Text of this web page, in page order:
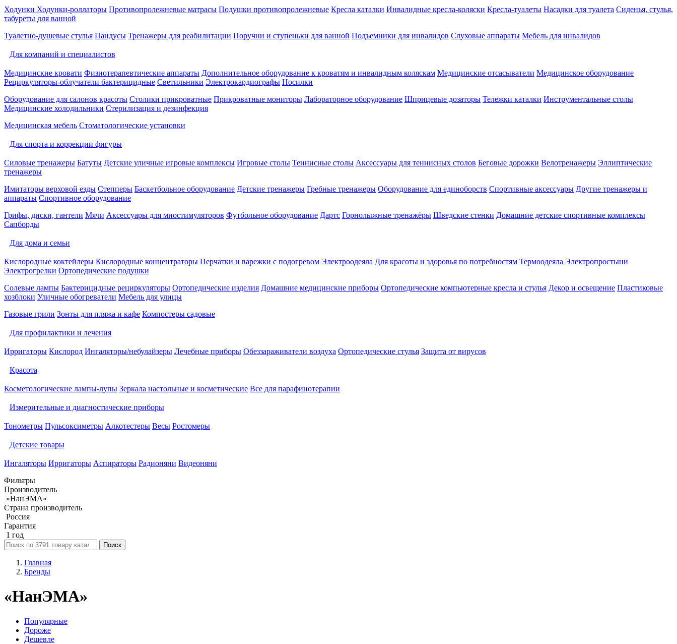
Ходунки Ходунки-роллаторы Противопролежневые матрасы Подушки противопролежневые Кресла каталки Инвалидные кресла-коляски Кресла-туалеты Насадки для туалета Сиденья, стулья,
табуреты для ванной
Туалетно-душевые стулья Пандусы Тренажеры для реабилитации Поручни и ступеньки для ванной Подъемники для инвалидов Слуховые аппараты Мебель для инвалидов
Для компаний и специалистов
Медицинские кровати Физиотерапевтические аппараты Дополнительное оборудование к кроватям и инвалидным коляскам Медицинские отсасыватели Медицинское оборудование
Рециркуляторы-облучатели бактерицидные Светильники Электрокардиографы Носилки
Оборудование для салонов красоты Столики прикроватные Прикроватные мониторы Лабораторное оборудование Шприцевые дозаторы Тележки каталки Инструментальные столы
Медицинские холодильники Стерилизация и дезинфекция
Медицинская мебель Стоматологические установки
Для спорта и коррекции фигуры
Силовые тренажеры Батуты Детские уличные игровые комплексы Игровые столы Теннисные столы Аксессуары для теннисных столов Беговые дорожки Велотренажеры Эллиптические
тренажеры
Имитаторы верховой езды Степперы Баскетбольное оборудование Детские тренажеры Гребные тренажеры Оборудование для единоборств Спортивные аксессуары Другие тренажеры и
аппараты Спортивное оборудование
Грифы, диски, гантели Мячи Аксессуары для миостимуляторов Футбольное оборудование Дартс Горнолыжные тренажёры Шведские стенки Домашние детские спортивные комплексы
Сапборды
Для дома и семьи
Кислородные коктейлеры Кислородные концентраторы Перчатки и варежки с подогревом Электроодеяла Для красоты и здоровья по потребностям Термоодеяла Электропростыни
Электрогрелки Ортопедические подушки
Солевые лампы Бактерицидные рециркуляторы Ортопедические изделия Домашние медицинские приборы Ортопедические компьютерные кресла и стулья Декор и освещение Пластиковые
хозблоки Уличные обогреватели Мебель для улицы
Газовые грили Зонты для пляжа и кафе Компостеры садовые
Для профилактики и лечения
Ирригаторы Кислород Ингаляторы/небулайзеры Лечебные приборы Обеззараживатели воздуха Ортопедические стулья Защита от вирусов
Красота
Косметологические лампы-лупы Зеркала настольные и косметические Все для парафинотерапии
Измерительные и диагностические приборы
Тонометры Пульсоксиметры Алкотестеры Весы Ростомеры
Детские товары
Ингаляторы Ирригаторы Аспираторы Радионяни Видеоняни
Фильтры
Производитель
«НанЭМА»
Страна производитель
Россия
Гарантия
1 год
Поиск
Главная
Бренды
«НанЭМА»
Популярные
Дороже
Дешевле